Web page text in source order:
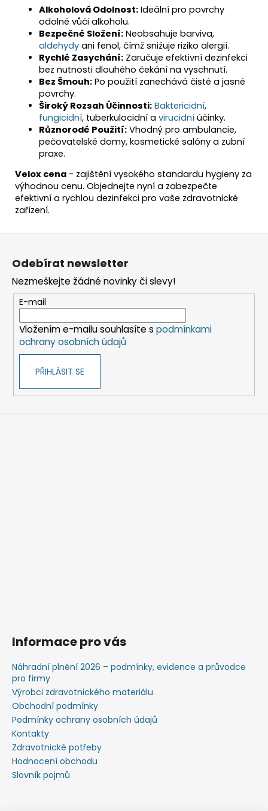
Alkoholová Odolnost: Ideální pro povrchy
odolné vůči alkoholu.
Bezpečné Složení: Neobsahuje barviva,
aldehydy ani fenol, čímž snižuje riziko alergií.
Rychlé Zasychání: Zaručuje efektivní dezinfekci
bez nutnosti dlouhého čekání na vyschnutí.
Bez Šmouh: Po použití zanechává čisté a jasné
povrchy.
Široký Rozsah Účinnosti: Baktericidní,
fungicidní, tuberkulocidní a virucidní účinky.
Různorodé Použití: Vhodný pro ambulancie,
pečovatelské domy, kosmetické salóny a zubní
praxe.
Velox cena - zajištění vysokého standardu hygieny za
výhodnou cenu. Objednejte nyní a zabezpečte
efektivní a rychlou dezinfekci pro vaše zdravotnické
zařízení.
Z
Odebírat newsletter
Nezmeškejte žádné novinky či slevy!
E-mail
Vložením e-mailu souhlasíte s podmínkami
ochrany osobních údajů
PŘIHLÁSIT SE
Informace pro vás
Náhradní plnění 2026 – podmínky, evidence a průvodce
pro firmy
Výrobci zdravotnického materiálu
Obchodní podmínky
Podmínky ochrany osobních údajů
Kontakty
Zdravotnické potřeby
Hodnocení obchodu
Slovník pojmů